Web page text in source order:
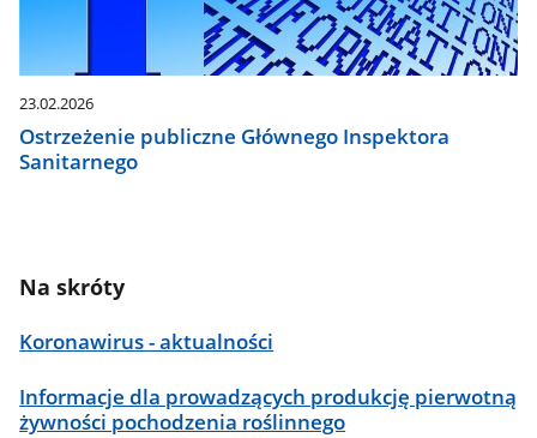
23.02.2026
Ostrzeżenie publiczne Głównego Inspektora
Sanitarnego
Na skróty
Koronawirus - aktualności
Informacje dla prowadzących produkcję pierwotną
żywności pochodzenia roślinnego